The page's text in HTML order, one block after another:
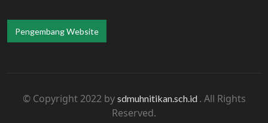
Pengembang Website
© Copyright 2022 by sdmuhnitikan.sch.id . All Rights
Reserved.